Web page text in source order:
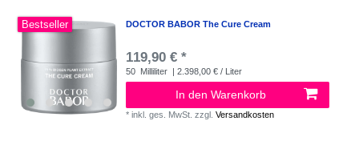
Bestseller DOCTOR BABOR The Cure Cream
119,90 € *
50 Milliliter | 2.398,00 € / Liter
In den Warenkorb
*inkl. ges. MwSt. zzgl.Versandkosten